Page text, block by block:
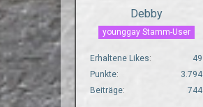
Debby
younggay Stamm-User
Erhaltene Likes
49
Punkte
3.794
Beiträge
744